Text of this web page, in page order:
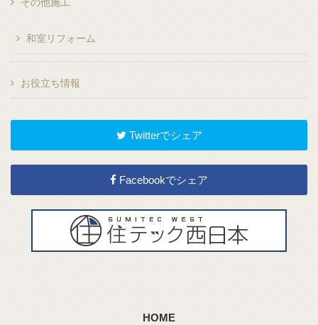
その他施工
和室リフォーム
お役立ち情報
Twitterでシェア
Facebookでシェア
HOME